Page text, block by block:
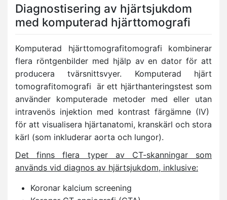
Diagnostisering av hjärtsjukdom
med komputerad hjärttomografi
Komputerad hjärttomografitomografi kombinerar
flera röntgenbilder med hjälp av en dator för att
producera tvärsnittsvyer. Komputerad hjärt
tomografitomografi är ett hjärthanteringstest som
använder komputerade metoder med eller utan
intravenös injektion med kontrast färgämne (IV)
för att visualisera hjärtanatomi, kranskärl och stora
kärl (som inkluderar aorta och lungor).
Det finns flera typer av CT-skanningar som
används vid diagnos av hjärtsjukdom, inklusive:
Koronar kalcium screening